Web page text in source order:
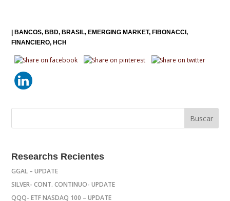
BANCOS BBD BRASIL EMERGING MARKET FIBONACCI
FINANCIERO HCH
Researchs Recientes
GGAL – UPDATE
SILVER- CONT. CONTINUO- UPDATE
QQQ- ETF NASDAQ 100 – UPDATE